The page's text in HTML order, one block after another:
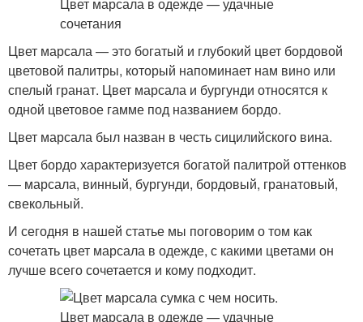
Цвет марсала — это богатый и глубокий цвет бордовой
цветовой палитры, который напоминает нам вино или
спелый гранат. Цвет марсала и бургунди относятся к
одной цветовое гамме под названием бордо.
Цвет марсала был назван в честь сицилийского вина.
Цвет бордо характеризуется богатой палитрой оттенков
— марсала, винный, бургунди, бордовый, гранатовый,
свекольный.
И сегодня в нашей статье мы поговорим о том как
сочетать цвет марсала в одежде, с какими цветами он
лучше всего сочетается и кому подходит.